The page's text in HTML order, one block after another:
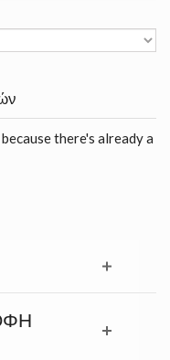
there's already a